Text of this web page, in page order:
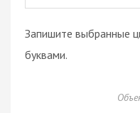
Запишите выбранные
буквами.